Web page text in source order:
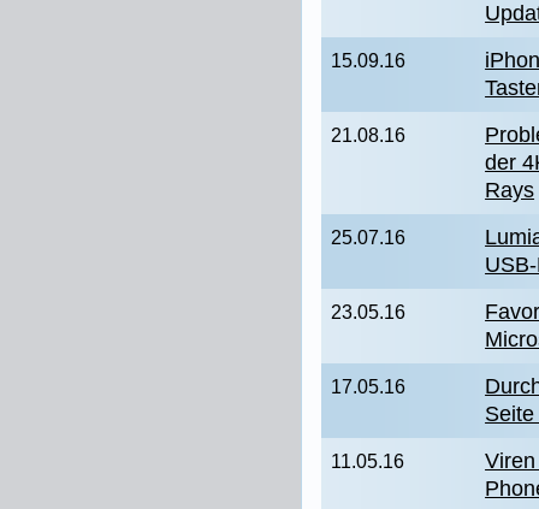
15.09.16
21.08.16
der
Rays
25.07.16
23.05.16
17.05.16
11.05.16